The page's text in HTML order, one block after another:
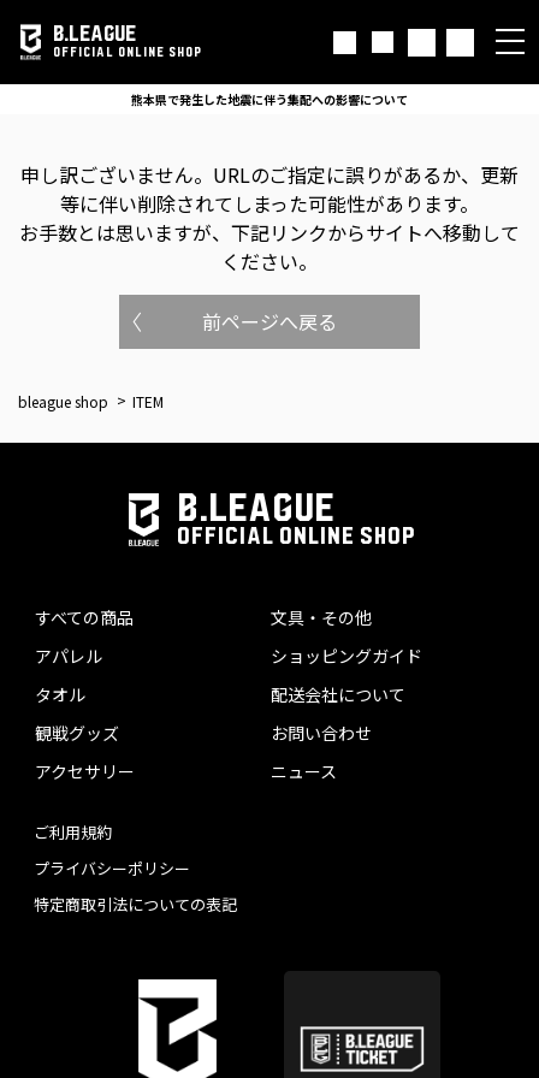
B.LEAGUE
OFFICIAL ONLINE SHOP
熊本県で発生した地震に伴う集配への影響について
申し訳ございません。 URLのご指定に誤りがあるか、更新
等に伴い削除されてしまった可能性があります。
お手数とは思いますが、下記リンクからサイトへ移動して
ください。
前ページへ戻る
bleague shop ITEM
B.LEAGUE
OFFICIAL ONLINE SHOP
すべての商品
アパレル
タオル
観戦グッズ
アクセサリー
文具・その他
ショッピングガイド
配送会社について
お問い合わせ
ニュース
ご利用規約
プライバシーポリシー
特定商取引法についての表記